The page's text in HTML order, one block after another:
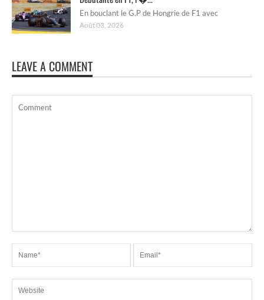
En bouclant le G.P de Hongrie de F1 avec
Août 03, 2026
LEAVE A COMMENT